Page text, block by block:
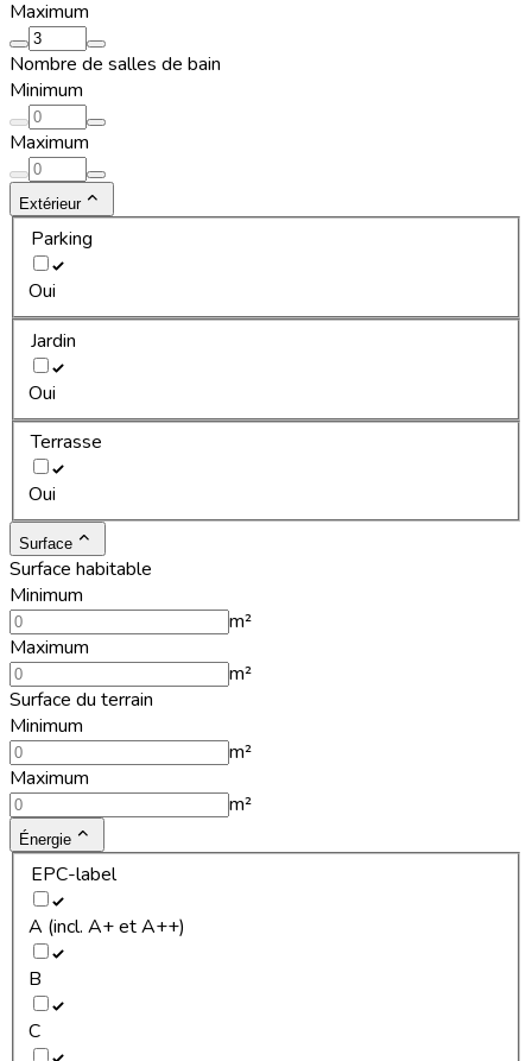
Maximum
Nombre de salles de bain
Minimum
Maximum
Extérieur
Parking
Oui
Jardin
Oui
Terrasse
Oui
Surface
Surface habitable
Minimum
m²
Maximum
m²
Surface du terrain
Minimum
m²
Maximum
m²
Énergie
EPC-label
A (incl. A+ et A++)
B
C